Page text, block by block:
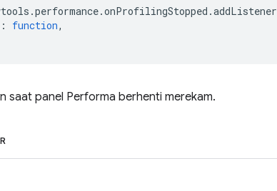
.performance.onProfilingStopped .addListener
: function,
saat panel Performa berhenti merekam.